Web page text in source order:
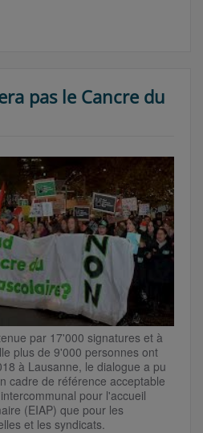
pas le Cancre du
par 17'000 signatures et à
plus de 9'000 personnes ont
à Lausanne, le dialogue a pu
cadre de référence acceptable
pour l'accueil
(EIAP) que pour les
et les syndicats.